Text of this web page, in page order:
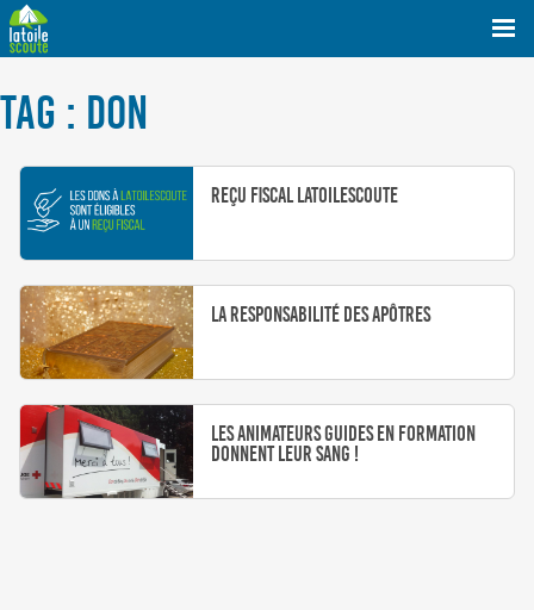
TAG : DON
Reçu fiscal LaToileScoute
La Responsabilité des Apôtres
Les animateurs guides en formation
donnent leur sang !